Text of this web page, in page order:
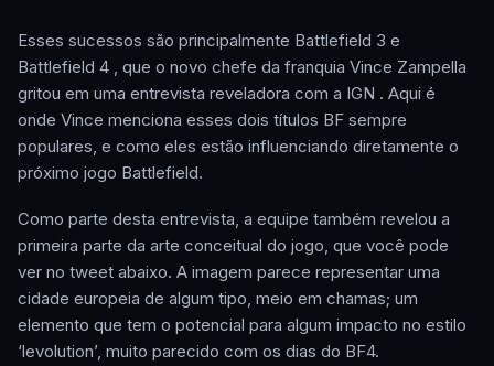
Esses sucessos são principalmente Battlefield 3 e
Battlefield 4 , que o novo chefe da franquia Vince Zampella
gritou em uma entrevista reveladora com a IGN . Aqui é
onde Vince menciona esses dois títulos BF sempre
populares, e como eles estão influenciando diretamente o
próximo jogo Battlefield.
Como parte desta entrevista, a equipe também revelou a
primeira parte da arte conceitual do jogo, que você pode
ver no tweet abaixo. A imagem parece representar uma
cidade europeia de algum tipo, meio em chamas; um
elemento que tem o potencial para algum impacto no estilo
‘levolution’, muito parecido com os dias do BF4.